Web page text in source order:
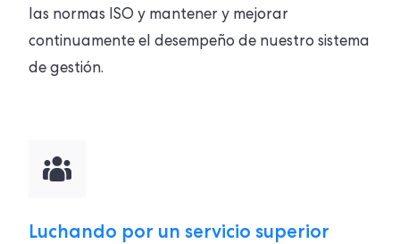
las normas ISO y mantener y mejorar
continuamente el desempeño de nuestro sistema
de gestión.
Luchando por un servicio superior